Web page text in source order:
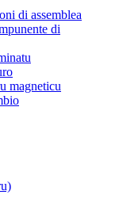
di assemblea
di
magneticu